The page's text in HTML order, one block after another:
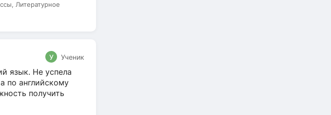
Литературное
У Ученик
язык. Не успела
по английскому
получить